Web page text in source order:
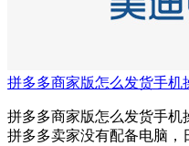
拼多多商家版怎么发货手机
拼多多商家版怎么发货手
拼多多卖家没有配备电脑，